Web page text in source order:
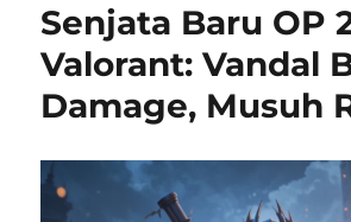
Senjata Baru OP
Valorant: Vandal
Damage, Musuh